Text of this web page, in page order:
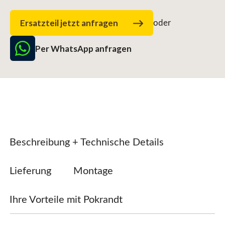
Ersatzteil jetzt anfragen oder
Per WhatsApp anfragen
Beschreibung + Technische Details
Lieferung Montage
Ihre Vorteile mit Pokrandt